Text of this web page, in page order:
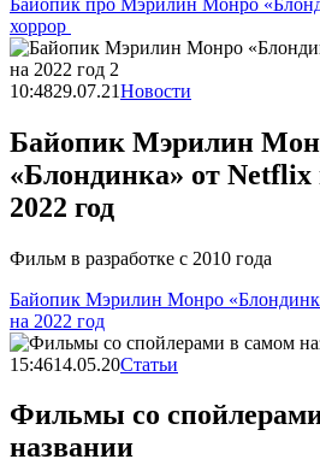
хоррор
10:4829.07.21Новости
Байопик Мэрилин
«Блондинка» от Netflix
2022 год
Фильм в разработке с 2010 года
Байопик Мэрилин Монро
на 2022 год
15:4614.05.20Статьи
Фильмы со
названии